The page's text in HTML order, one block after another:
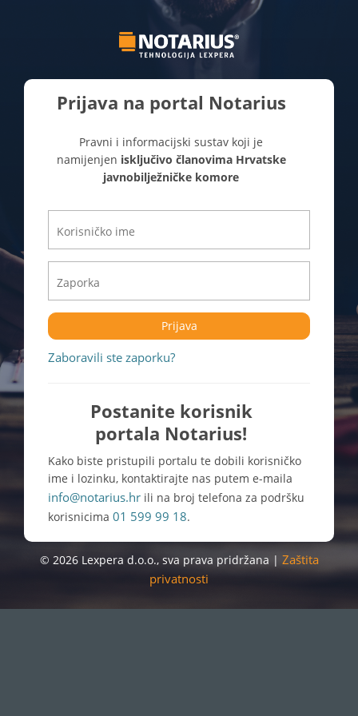
Prijava na portal Notarius
Pravni i informacijski sustav koji je
namijenjen isključivo članovima Hrvatske
javnobilježničke komore
Prijava
Zaboravili ste zaporku?
Postanite korisnik
portala Notarius!
Kako biste pristupili portalu te dobili korisničko
ime i lozinku, kontaktirajte nas putem e-maila
info@notarius.hr ili na broj telefona za podršku
korisnicima 01 599 99 18.
© 2026 Lexpera d.o.o., sva prava pridržana | Zaštita
privatnosti